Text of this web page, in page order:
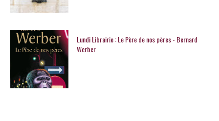
Lundi Librairie : Le Père de nos pères - Bernard
Werber